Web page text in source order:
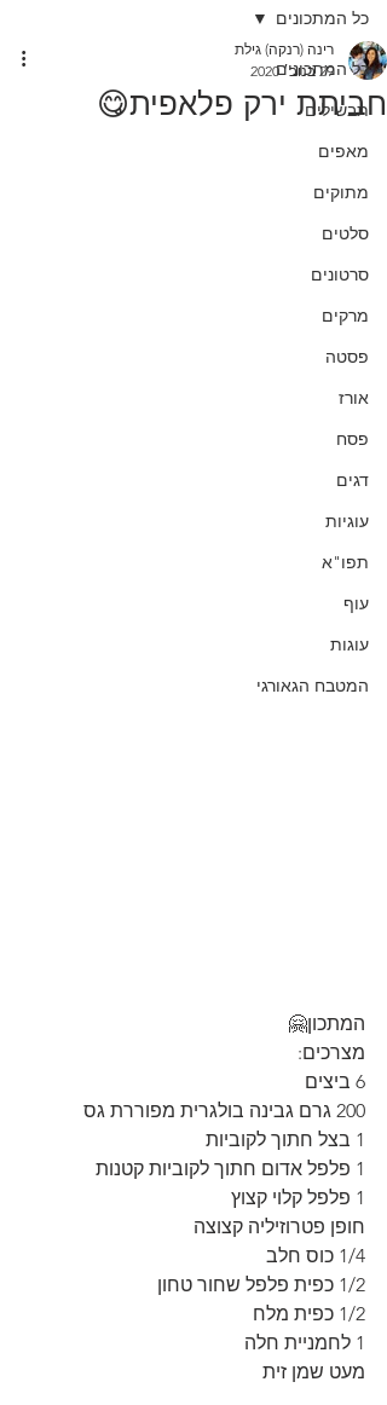
כל המתכונים
תבשילים
מאפים
מתוקים
סלטים
סרטונים
מרקים
פסטה
אורז
פסח
דגים
עוגיות
תפו"א
עוף
עוגות
המטבח הגאורגי
כל המתכונים
חביתת ירק פלאפית😋
רינה (רנקה) גילת
29 בנוב׳ 2020
המתכון🤗
מצרכים:
6 ביצים
200 גרם גבינה בולגרית מפוררת גס
1 בצל חתוך לקוביות
1 פלפל אדום חתוך לקוביות קטנות
1 פלפל קלוי קצוץ
חופן פטרוזיליה קצוצה
1/4 כוס חלב
1/2 כפית פלפל שחור טחון
1/2 כפית מלח
1 לחמניית חלה
מעט שמן זית